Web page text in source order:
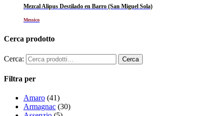
Mezcal Alipus Destilado en Barro (San Miguel Sola)
Messico
Cerca prodotto
Cerca:
Filtra per
Amaro (41)
Armagnac (30)